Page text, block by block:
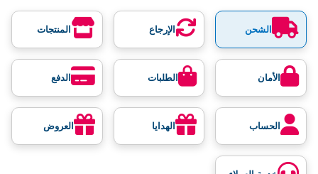
الشحن الإرجاع المنتجات
الأمان الطلبات الدفع
الحساب الهدايا العروض